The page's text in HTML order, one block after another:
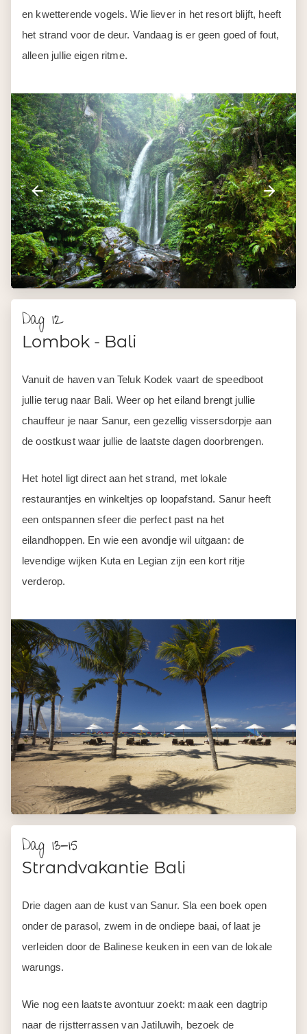
en kwetterende vogels. Wie liever in het resort blijft, heeft
het strand voor de deur. Vandaag is er geen goed of fout,
alleen jullie eigen ritme.
Dag 12
Lombok - Bali
Vanuit de haven van Teluk Kodek vaart de speedboot
jullie terug naar Bali. Weer op het eiland brengt jullie
chauffeur je naar Sanur, een gezellig vissersdorpje aan
de oostkust waar jullie de laatste dagen doorbrengen.
Het hotel ligt direct aan het strand, met lokale
restaurantjes en winkeltjes op loopafstand. Sanur heeft
een ontspannen sfeer die perfect past na het
eilandhoppen. En wie een avondje wil uitgaan: de
levendige wijken Kuta en Legian zijn een kort ritje
verderop.
Dag 13-15
Strandvakantie Bali
Drie dagen aan de kust van Sanur. Sla een boek open
onder de parasol, zwem in de ondiepe baai, of laat je
verleiden door de Balinese keuken in een van de lokale
warungs.
Wie nog een laatste avontuur zoekt: maak een dagtrip
naar de rijstterrassen van Jatiluwih, bezoek de